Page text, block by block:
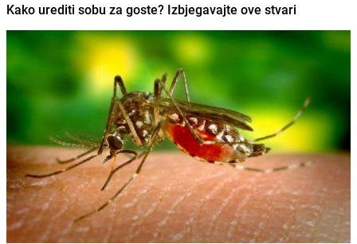
Kako urediti sobu za goste? Izbjegavajte ove stvari